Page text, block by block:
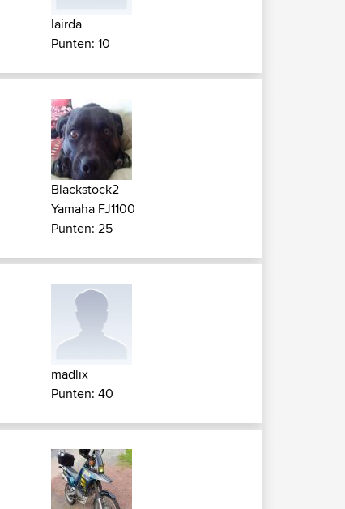
lairda
Punten: 10
Blackstock2
Yamaha FJ1100
Punten: 25
madlix
Punten: 40